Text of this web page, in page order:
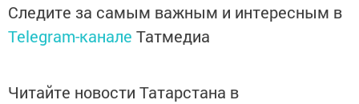
Следите за самым важным и интересным в
Telegram-канале Татмедиа
Читайте новости Татарстана в